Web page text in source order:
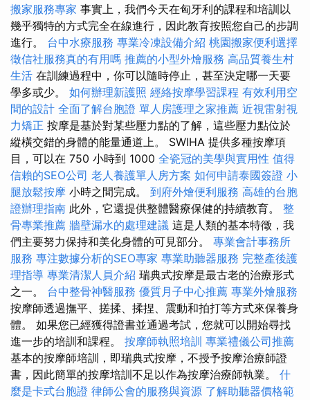
搬家服務專家 事實上，我們今天在匈牙利的課程和培訓以
幾乎獨特的方式完全在線進行，因此教育按照您自己的步調
進行。 台中水療服務 專業冷凍設備介紹 桃園搬家便利選擇
徵信社服務真的有用嗎 推薦的小型外燴服務 高品質養生村
生活 在訓練過程中，你可以隨時停止，甚至決定哪一天要
學多或少。 如何辦理新護照 經絡按摩學習課程 有效利用空
間的設計 全面了解台胞證 單人房護理之家推薦 近視雷射視
力矯正 按摩是基於對某些壓力點的了解，這些壓力點位於
縱橫交錯的身體的能量通道上。 SWIHA 提供多種按摩項
目，可以在 750 小時到 1000 全瓷冠的美學與實用性 值得
信賴的SEO公司 老人養護單人房方案 如何申請泰國簽證 小
腿放鬆按摩 小時之間完成。 到府外燴便利服務 高雄的台胞
證辦理指南 此外，它還提供整體醫療保健的持續教育。 整
骨專業推薦 牆壁漏水的處理建議 這是人類的基本特徵，我
們主要努力保持和美化身體的可見部分。 專業會計事務所
服務 專注數據分析的SEO專家 專業助聽器服務 完整產後護
理指導 專業清潔人員介紹 瑞典式按摩是最古老的治療形式
之一。 台中整骨神醫服務 優質月子中心推薦 專業外燴服務
按摩師透過撫平、搓揉、揉捏、震動和拍打等方式來保養身
體。 如果您已經獲得證書並通過考試，您就可以開始尋找
進一步的培訓和課程。 按摩師執照培訓 專業禮儀公司推薦
基本的按摩師培訓，即瑞典式按摩，不授予按摩治療師證
書，因此簡單的按摩培訓不足以作為按摩治療師執業。 什
麼是卡式台胞證 律師公會的服務與資源 了解助聽器價格範